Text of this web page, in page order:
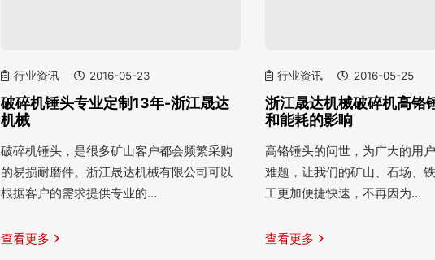
行业资讯 2016-05-23
破碎机锤头专业定制13年-浙江晟达
机械
破碎机锤头，是很多矿山客户都会频繁采购
的易损耐磨件。浙江晟达机械有限公司可以
根据客户的需求提供专业的…
查看更多
行业资讯 2016-05-25
浙江晟达机械破碎机高铬
和能耗的影响
高铬锤头的问世，为广大的用
难题，让我们的矿山、石场、
工更加便捷快速，不再因为…
查看更多